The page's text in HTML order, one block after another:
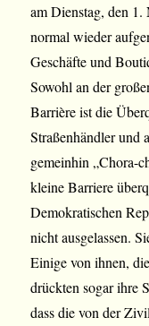
am Dienstag, den
normal wieder
Geschäfte und
Sowohl an der
Barrière ist die
Straßenhändler und
gemeinhin „Chora-
kleine Barriere
Demokratischen
nicht ausgelassen.
Einige von ihnen,
drückten sogar ihre
dass die von der